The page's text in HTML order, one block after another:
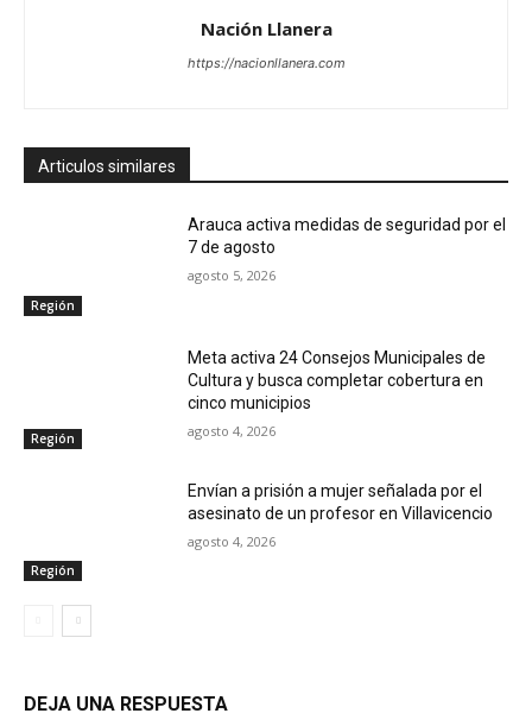
Nación Llanera
https://nacionllanera.com
Articulos similares
Región
Arauca activa medidas de seguridad por el
7 de agosto
agosto 5, 2026
Región
Meta activa 24 Consejos Municipales de
Cultura y busca completar cobertura en
cinco municipios
agosto 4, 2026
Región
Envían a prisión a mujer señalada por el
asesinato de un profesor en Villavicencio
agosto 4, 2026
DEJA UNA RESPUESTA